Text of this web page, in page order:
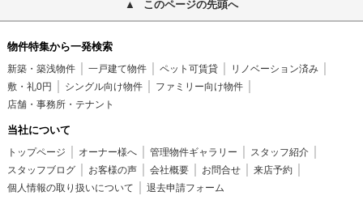
このページの先頭へ
物件特集から一発検索
新築・築浅物件 一戸建て物件 ペット可賃貸
リノベーション済み
敷・礼0円
シングル向け物件
ファミリー向け物件
店舗・事務所・テナント
当社について
トップページ オーナー様へ 管理物件ギャラリー
スタッフ紹介
スタッフブログ
お客様の声 会社概要 お問合せ
来店予約
個人情報の取り扱いについて
退去申請フォーム